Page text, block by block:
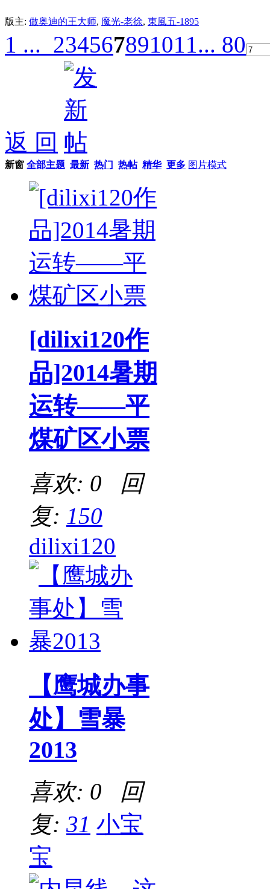
版主: 做奥迪的王大师, 魔光-老徐, 東風五-1895
1 ... 234567891011... 80
返 回
新窗 全部主题 最新 热门 热帖 精华 更多 图片模式
[dilixi120作
品]2014暑期
运转——平
煤矿区小票
喜欢: 0 回
复: 150
dilixi120
【鹰城办事
处】雪暴
2013
喜欢: 0 回
复: 31 小宝
宝